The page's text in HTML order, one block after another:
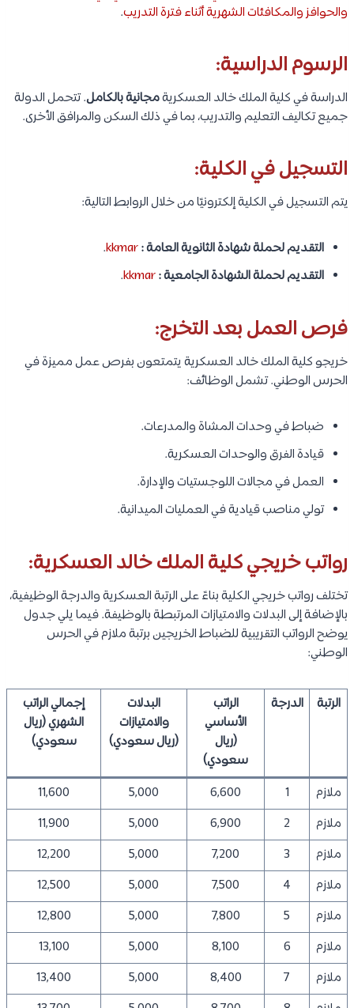
والحوافز والمكافئات الشهرية أثناء فترة التدريب.
الرسوم الدراسية:
الدراسة في كلية الملك خالد العسكريةمجانية بالكامل. تتحمل الدولة
جميع تكاليف التعليم والتدريب، بما في ذلك السكن والمرافق الأخرى.
التسجيل في الكلية:
يتم التسجيل في الكلية إلكترونيًا من خلال الروابط التالية:
التقديم لحملة شهادة الثانوية العامة :kkmar
.
التقديم لحملة الشهادة الجامعية :kkmar
.
فرص العمل بعد التخرج:
خريجو كلية الملك خالد العسكرية يتمتعون بفرص عمل مميزة في
الحرس الوطني. تشمل الوظائف:
ضباط في وحدات المشاة والمدرعات.
قيادة الفرق والوحدات العسكرية.
العمل في مجالات اللوجستيات والإدارة.
تولي مناصب قيادية في العمليات الميدانية.
رواتب خريجي كلية الملك خالد العسكرية:
تختلف رواتب خريجي الكلية بناءً على الرتبة العسكرية والدرجة الوظيفية،
بالإضافة إلى البدلات والامتيازات المرتبطة بالوظيفة. فيما يلي جدول
يوضح الرواتب التقريبية للضباط الخريجين برتبة ملازم في الحرس
الوطني:
الرتبة الدرجة
الراتب
الأساسي
(ريال
سعودي)
البدلات
والامتيازات
(ريال سعودي)
إجمالي الراتب
الشهري (ريال
سعودي)
ملازم 1
6,600
5,000
11,600
ملازم
2
6,900
5,000
11,900
ملازم
3
7,200
5,000
12,200
ملازم
4
7,500
5,000
12,500
ملازم
5
7,800
5,000
12,800
ملازم
6
8,100
5,000
13,100
ملازم
7
8,400
5,000
13,400